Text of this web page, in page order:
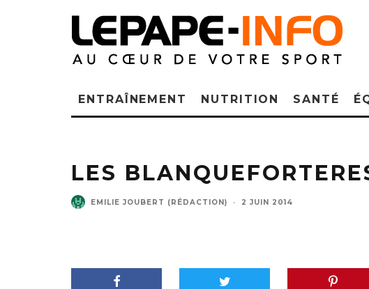
ENTRAÎNEMENT NUTRITION SANTÉ
LES
EMILIE JOUBERT (RÉDACTION) · 2 JUIN 2014